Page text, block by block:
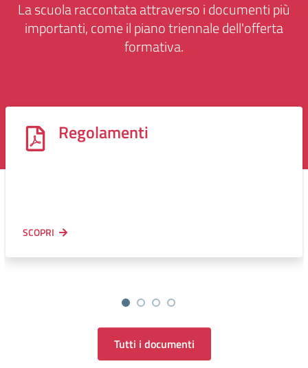
La scuola raccontata attraverso i documenti più
importanti, come il piano triennale dell'offerta
formativa.
Regolamenti
SCOPRI
Tutti i documenti